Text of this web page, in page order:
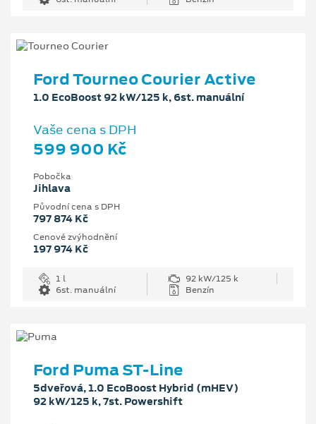
Ford Tourneo Courier Active
1.0 EcoBoost 92 kW/125 k, 6st. manuální
Vaše cena s DPH
599 900 Kč
Pobočka
Jihlava
Původní cena s DPH
797 874 Kč
Cenové zvýhodnění
197 974 Kč
1 l
92 kW/125 k
6st. manuální
Benzín
Ford Puma ST-Line
5dveřová, 1.0 EcoBoost Hybrid (mHEV)
92 kW/125 k, 7st. Powershift